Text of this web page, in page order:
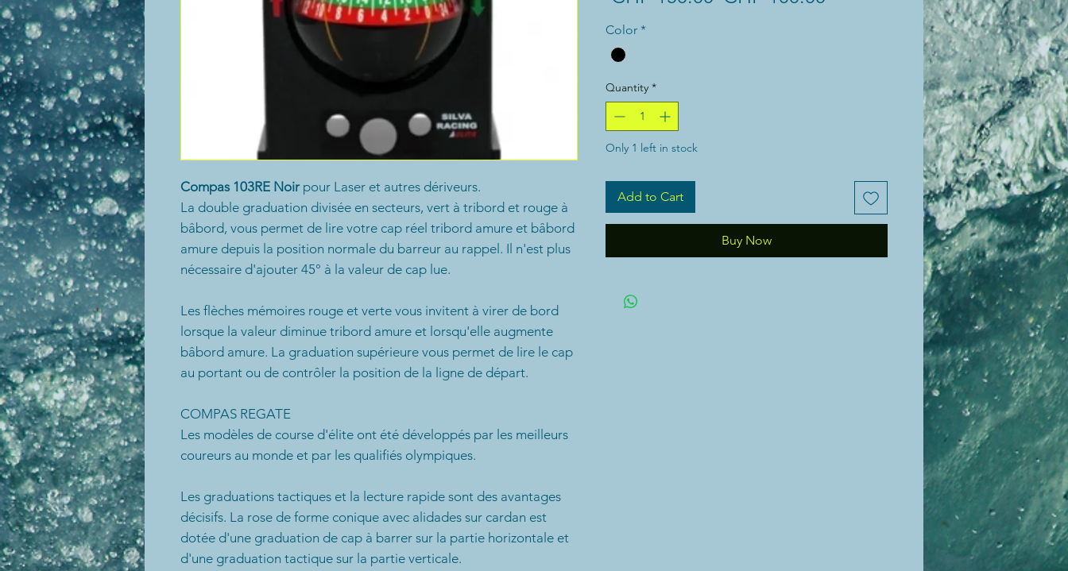
Compas 103RE Noir pour Laser et autres dériveurs.
La double graduation divisée en secteurs, vert à tribord et rouge à
bâbord, vous permet de lire votre cap réel tribord amure et bâbord
amure depuis la position normale du barreur au rappel. Il n'est plus
nécessaire d'ajouter 45° à la valeur de cap lue.
Les flèches mémoires rouge et verte vous invitent à virer de bord
lorsque la valeur diminue tribord amure et lorsqu'elle augmente
bâbord amure. La graduation supérieure vous permet de lire le cap
au portant ou de contrôler la position de la ligne de départ.
COMPAS REGATE
Les modèles de course d'élite ont été développés par les meilleurs
coureurs au monde et par les qualifiés olympiques.
Les graduations tactiques et la lecture rapide sont des avantages
décisifs. La rose de forme conique avec alidades sur cardan est
dotée d'une graduation de cap à barrer sur la partie horizontale et
d'une graduation tactique sur la partie verticale.
Color *
Quantity *
Only 1 left in stock
Add to Cart
Buy Now